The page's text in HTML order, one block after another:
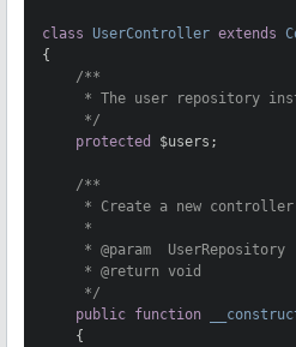
class UserController extends
{
/**
* The user repository
     */
protected
$users;
/**
* Create a new
     *
     *
@param
UserRepository
     *
@return void
     */
public function
{